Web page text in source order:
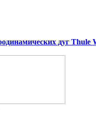
дуг Thule